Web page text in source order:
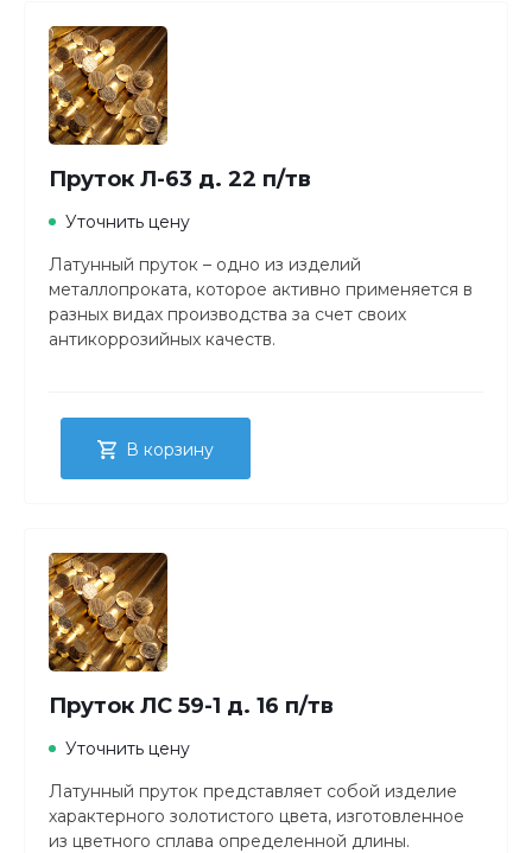
Пруток Л-63 д. 22 п/тв
Уточнить цену
Латунный пруток – одно из изделий
металлопроката, которое активно применяется в
разных видах производства за счет своих
антикоррозийных качеств.
В корзину
Пруток ЛС 59-1 д. 16 п/тв
Уточнить цену
Латунный пруток представляет собой изделие
характерного золотистого цвета, изготовленное
из цветного сплава определенной длины.